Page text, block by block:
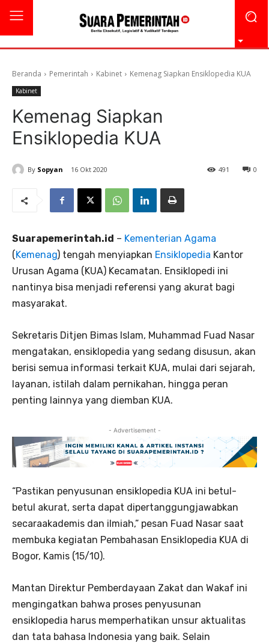
Beranda Pemerintah Kabinet Kemenag Siapkan Ensiklopedia KUA
Kabinet
Kemenag Siapkan
Ensiklopedia KUA
By Sopyan 16 Okt 2020 0
491
Suarapemerintah.id – Kementerian Agama
(Kemenag) tengah menyiapkan Ensiklopedia Kantor
Urusan Agama (KUA) Kecamatan. Ensiklopedi ini
nantinya bisa menjadi referensi yang akurat bagi
masyarakat.
Sekretaris Ditjen Bimas Islam, Muhammad Fuad Nasar
mengatakan, ensiklopedia yang sedang disusun, akan
berisi semua informasi terkait KUA, mulai dari sejarah,
layanan, istilah dalam pernikahan, hingga peran
penting lainnya yang diemban KUA.
- Advertisement -
“Pastikan penyusunan ensiklopedia KUA ini betul-
betul akurat, serta dapat dipertanggungjawabkan
secaraakademis dan ilmiah,” pesan Fuad Nasar saat
membuka kegiatan Pembahasan Ensiklopedia KUA di
Bogor, Kamis (15/10).
Mantan Direktur Pemberdayaan Zakat dan Wakaf ini
mengingatkan bahwa proses penyusunan
ensiklopedia harus memperhatikan unsur aktualitas
dan tata bahasa Indonesia yang baik. Selain